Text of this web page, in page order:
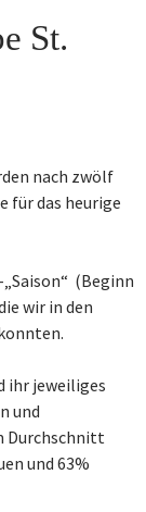
St.
nach zwölf
für das heurige
(Beginn
wir in den
ihr jeweiliges
und
Durchschnitt
und 63%